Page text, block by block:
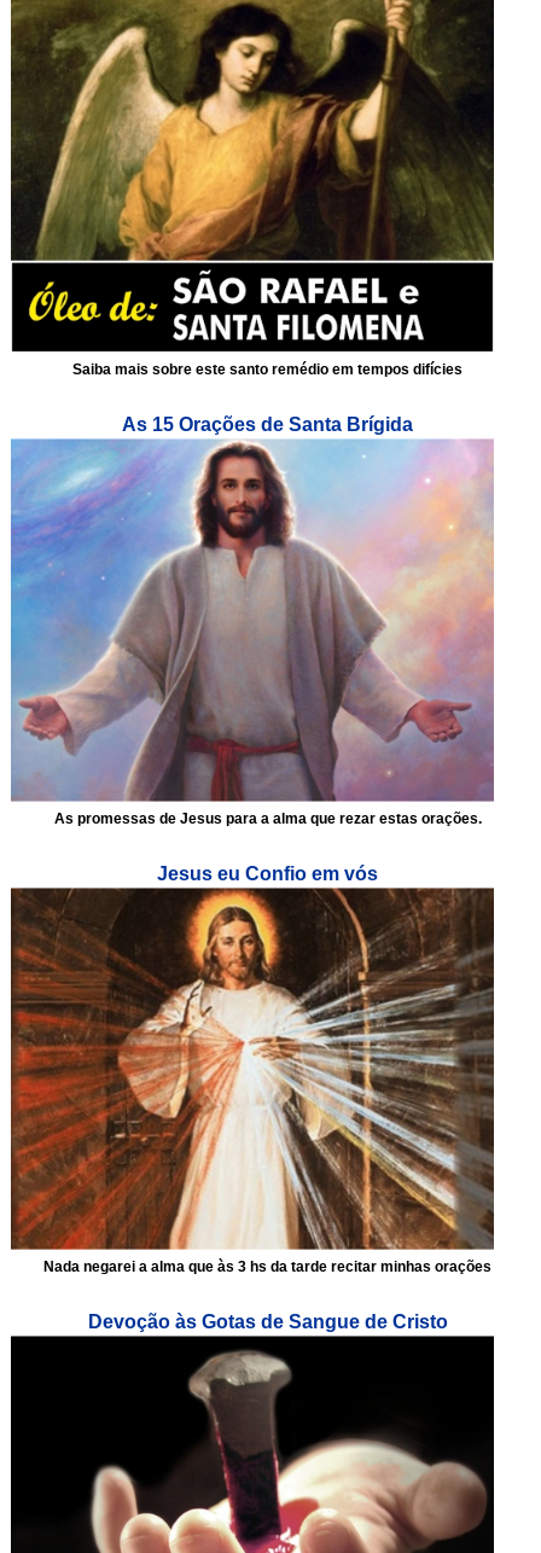
Saiba mais sobre este santo remédio em tempos difícies
As 15 Orações de Santa Brígida
As promessas de Jesus para a alma que rezar estas orações.
Jesus eu Confio em vós
Nada negarei a alma que às 3 hs da tarde recitar minhas orações
Devoção às Gotas de Sangue de Cristo